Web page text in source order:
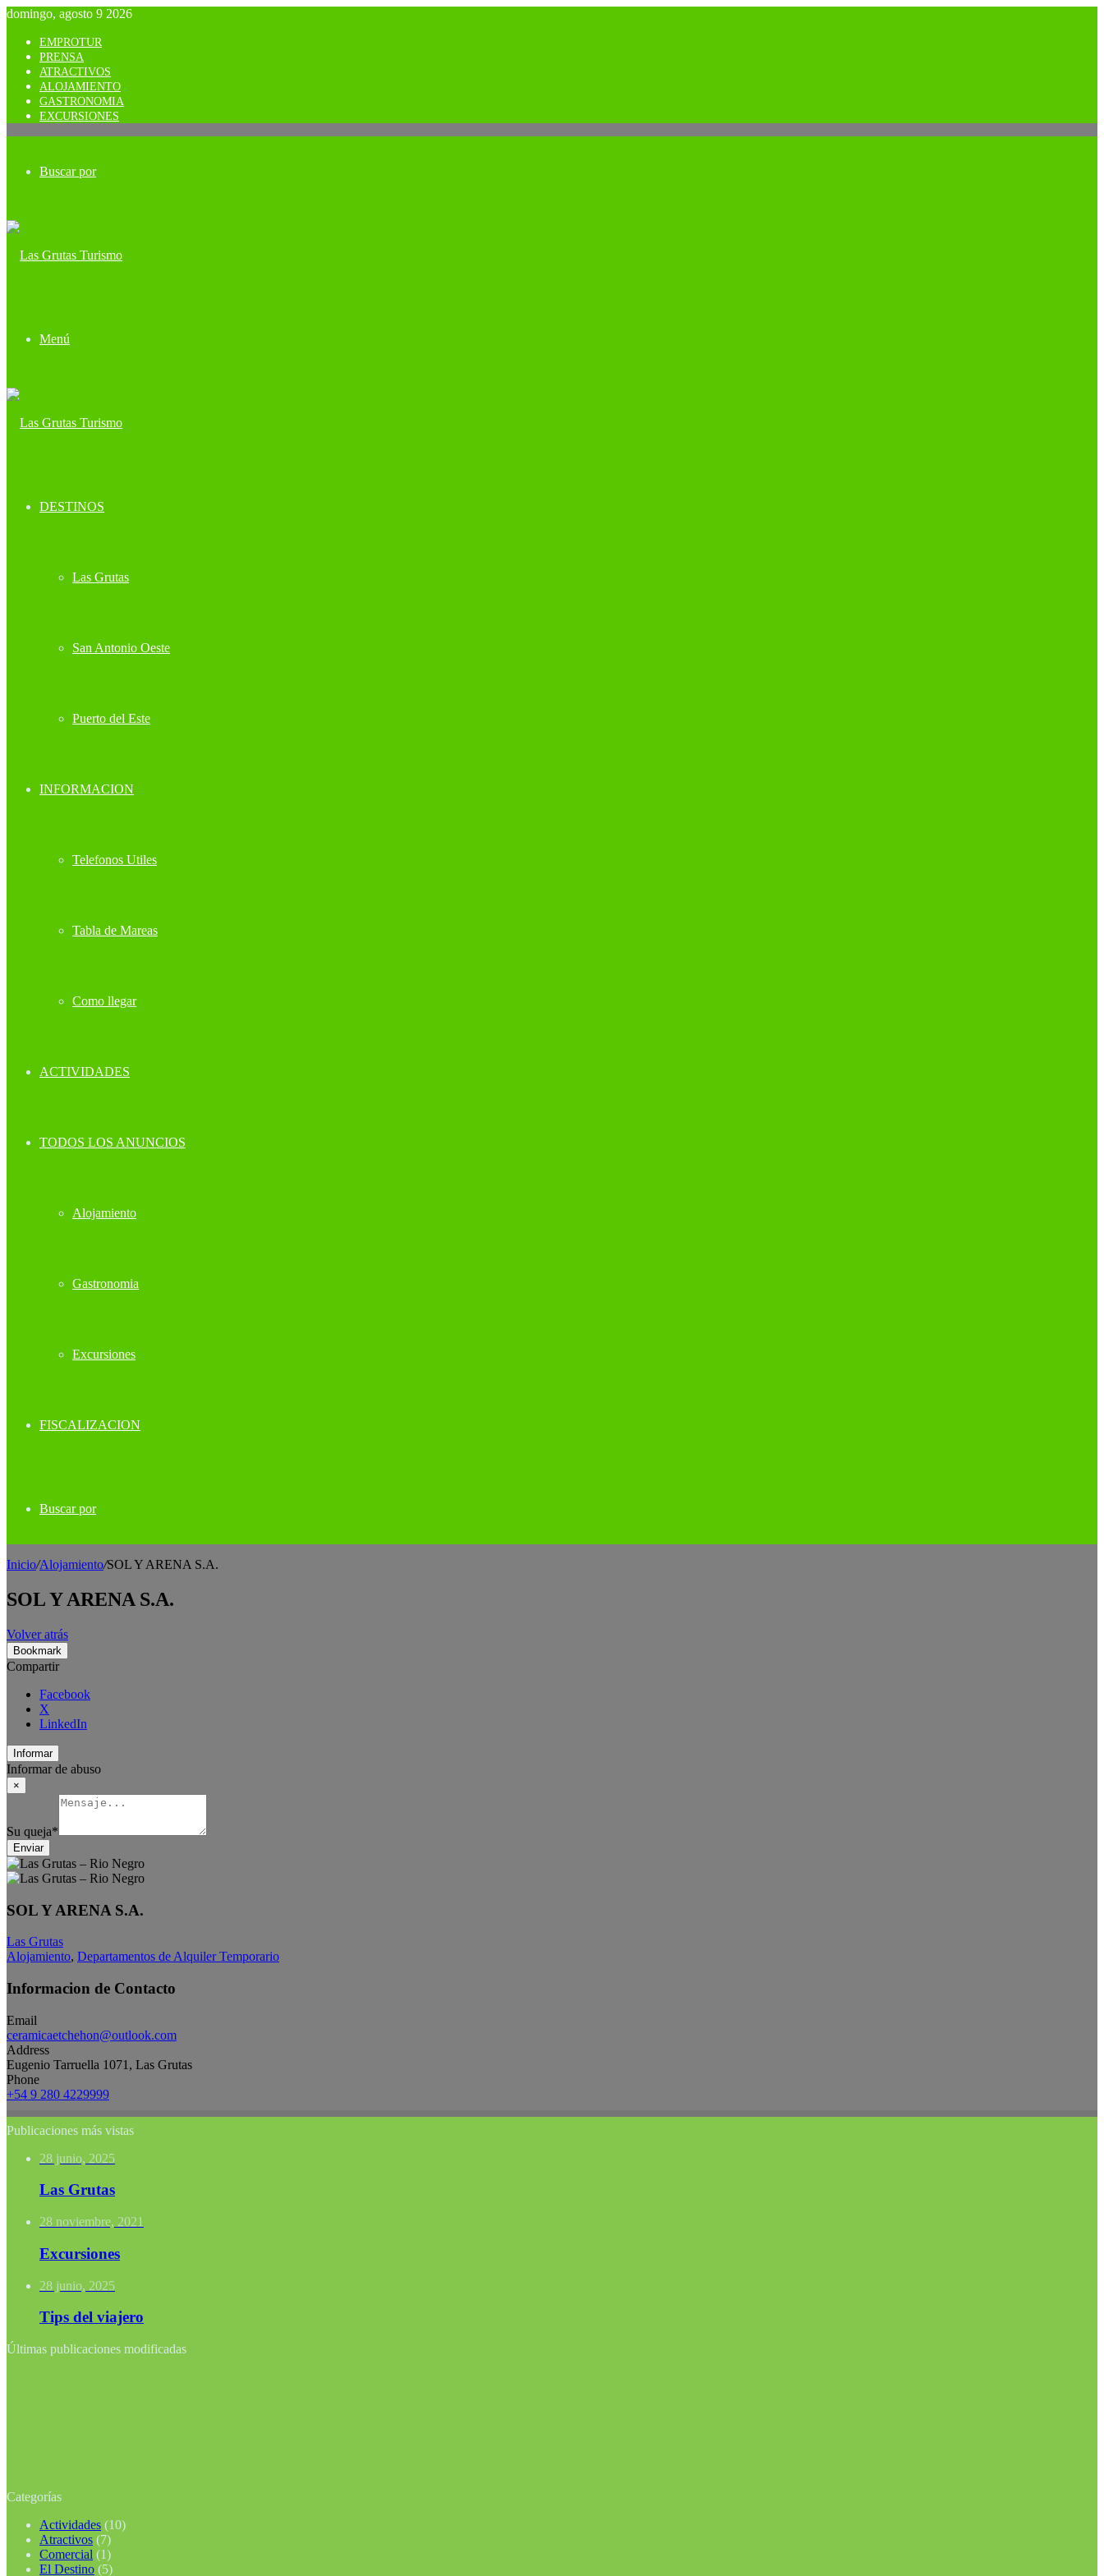
domingo, agosto 9 2026
EMPROTUR
PRENSA
ATRACTIVOS
ALOJAMIENTO
GASTRONOMIA
EXCURSIONES
Buscar por
Menú
DESTINOS
Las Grutas
San Antonio Oeste
Puerto del Este
INFORMACION
Telefonos Utiles
Tabla de Mareas
Como llegar
ACTIVIDADES
TODOS LOS ANUNCIOS
Alojamiento
Gastronomia
Excursiones
FISCALIZACION
Buscar por
Inicio/Alojamiento/SOL Y ARENA S.A.
SOL Y ARENA S.A.
Volver atrás
Bookmark
Compartir
Facebook
X
LinkedIn
Informar
Informar de abuso
×
Su queja*
Enviar
SOL Y ARENA S.A.
Las Grutas
Alojamiento, Departamentos de Alquiler Temporario
Informacion de Contacto
Email
ceramicaetchehon@outlook.com
Address
Eugenio Tarruella 1071, Las Grutas
Phone
+54 9 280 4229999
Publicaciones más vistas
28 junio, 2025
Las Grutas
28 noviembre, 2021
Excursiones
28 junio, 2025
Tips del viajero
Últimas publicaciones modificadas
Categorías
Actividades (10)
Atractivos (7)
Comercial (1)
El Destino (5)